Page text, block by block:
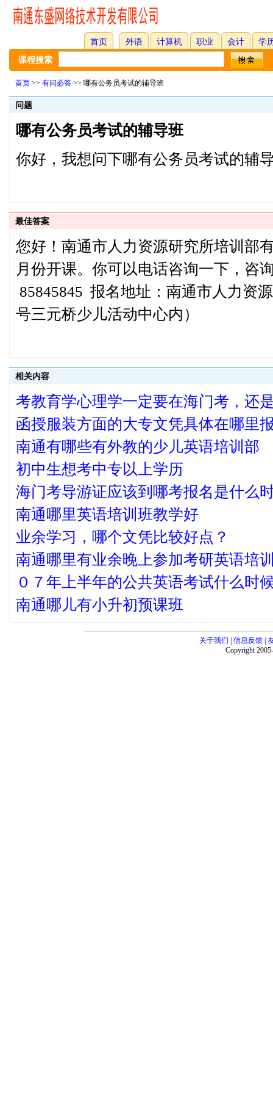
首页 外语 计算机 职业 会计
学
课程搜索
首页 >> 有问必答 >> 哪有公务员考试的辅导班
问题
哪有公务员考试的辅导班
你好，我想问下哪有公务员考试的辅
最佳答案
您好！南通市人力资源研究所培训部
月份开课。你可以电话咨询一下，咨
85845845 报名地址：南通市人力资
号三元桥少儿活动中心内）
相关内容
考教育学心理学一定要在海门考，还
函授服装方面的大专文凭具体在哪里
南通有哪些有外教的少儿英语培训部
初中生想考中专以上学历
海门考导游证应该到哪考报名是什么
南通哪里英语培训班教学好
业余学习，哪个文凭比较好点？
南通哪里有业余晚上参加考研英语培
０７年上半年的公共英语考试什么时
南通哪儿有小升初预课班
关于我们 信息反馈|
Copyright